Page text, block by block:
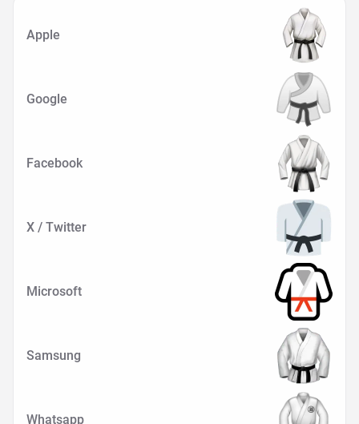
Apple
Google
Facebook
X / Twitter
Microsoft
Samsung
Whatsapp